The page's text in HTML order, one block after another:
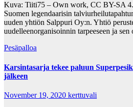
Kuva: Tiiti75 – Own work, CC BY-SA
Suomen legendaarisin
uuden yhtiön Salppuri Oy:n. Yhtiö
uudelleenorganisoinnin tarpeeseen ja
Pesäpalloa
Karsintasarja tekee paluun
jälkeen
November 19, 2020 kerttuvali